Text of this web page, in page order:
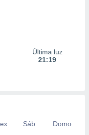
Última luz
21:19
Sáb
Domo